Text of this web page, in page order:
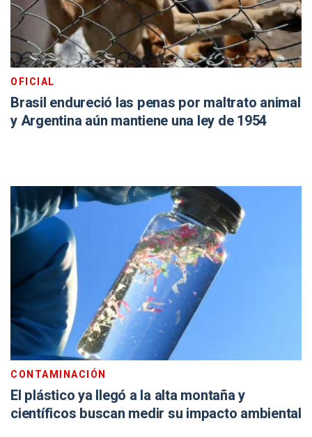
OFICIAL
Brasil endureció las penas por maltrato animal
y Argentina aún mantiene una ley de 1954
CONTAMINACIÓN
El plástico ya llegó a la alta montaña y
científicos buscan medir su impacto ambiental